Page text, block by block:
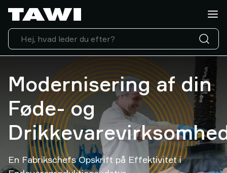
Modernisering af din
Føde- og
En Fabrikschefs Opskrift på Effektivitet i
Hvad
skal
du
løfte?
Løfteudstyr
Service
&
Support
Kundecases
Lifting
Insights
Kontakt
os